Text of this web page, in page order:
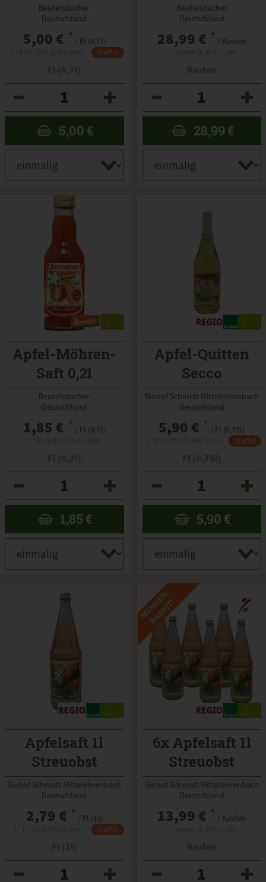
Beutelsbacher
Deutschland
5,00 € * / Fl (0,7l)
Staffel
5,00 €
Beutelsbacher
Deutschland
28,99 € * / Kasten
28,99 €
Apfel-Möhren-
Saft 0,2l
Beutelsbacher
Beutelsbacher
Deutschland
1,85 € * / Fl (0,2l)
1,85 €
Apfel-Quitten
Secco
alkoholfrei
Biohof Schmidt Mittelehrenbach
Deutschland
5,90 € * / Fl (0,75l)
Staffel
5,90 €
Apfelsaft 1l
Streuobst
naturtrüb Regio
Biohof Schmidt Mittelehrenbach
Deutschland
2,79 € * / Fl (1l)
Staffel
6x Apfelsaft 1l
Streuobst
naturtrüb Regio
Biohof Schmidt Mittelehrenbach
Deutschland
13,99 € * / Kasten